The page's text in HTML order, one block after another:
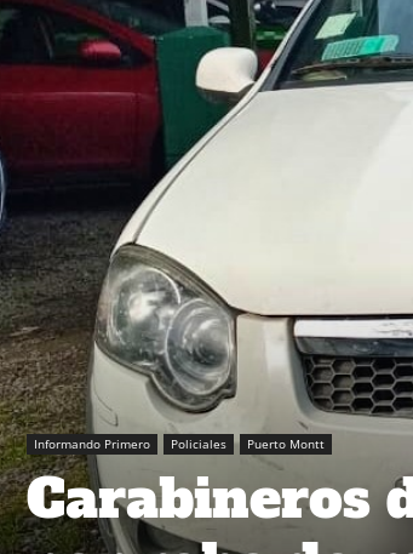
Informando Primero Policiales Puerto Montt
Carabineros